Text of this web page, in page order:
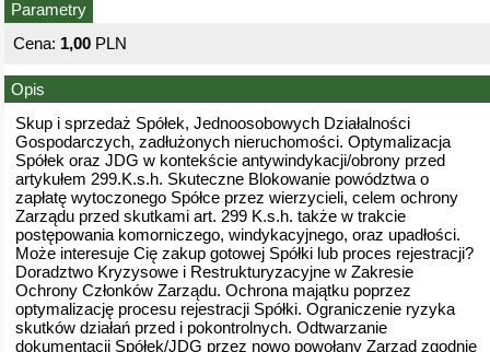
Parametry
Cena: 1,00 PLN
Opis
Skup i sprzedaż Spółek, Jednoosobowych Działalności
Gospodarczych, zadłużonych nieruchomości. Optymalizacja
Spółek oraz JDG w kontekście antywindykacji/obrony przed
artykułem 299.K.s.h. Skuteczne Blokowanie powództwa o
zapłatę wytoczonego Spółce przez wierzycieli, celem ochrony
Zarządu przed skutkami art. 299 K.s.h. także w trakcie
postępowania komorniczego, windykacyjnego, oraz upadłości.
Może interesuje Cię zakup gotowej Spółki lub proces rejestracji?
Doradztwo Kryzysowe i Restrukturyzacyjne w Zakresie
Ochrony Członków Zarządu. Ochrona majątku poprzez
optymalizację procesu rejestracji Spółki. Ograniczenie ryzyka
skutków działań przed i pokontrolnych. Odtwarzanie
dokumentacji Spółek/JDG przez nowo powołany Zarząd zgodnie